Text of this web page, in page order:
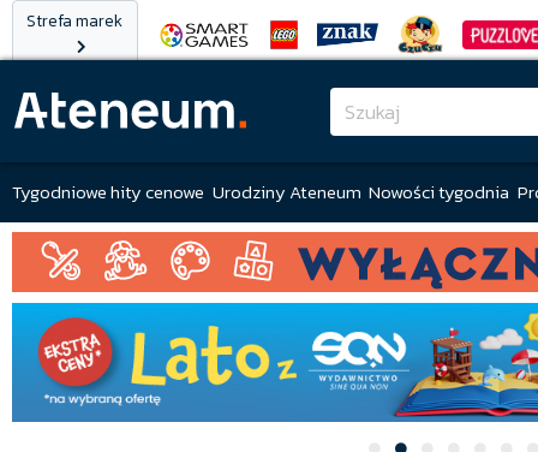
Strefa marek
Tygodniowe hity cenowe Urodziny Ateneum Nowości tygodnia